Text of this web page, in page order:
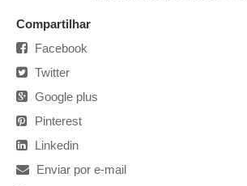
Compartilhar
Facebook
Twitter
Google plus
Pinterest
Linkedin
Enviar por e-mail